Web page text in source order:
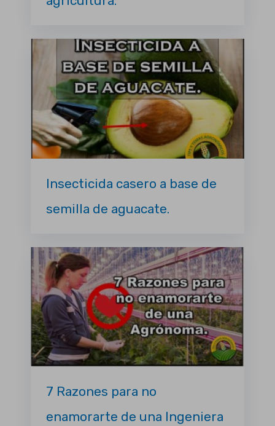
Insecticida casero a base de
semilla de aguacate.
7 Razones para no
enamorarte de una Ingeniera